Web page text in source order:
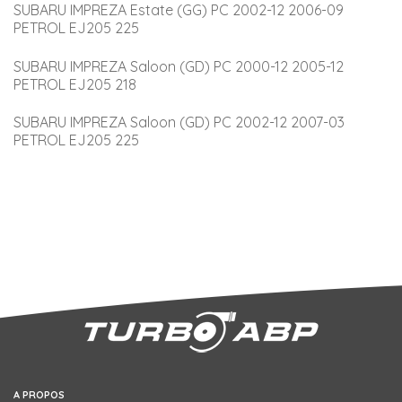
SUBARU IMPREZA Estate (GG) PC 2002-12 2006-09
PETROL EJ205 225
SUBARU IMPREZA Saloon (GD) PC 2000-12 2005-12
PETROL EJ205 218
SUBARU IMPREZA Saloon (GD) PC 2002-12 2007-03
PETROL EJ205 225
A PROPOS